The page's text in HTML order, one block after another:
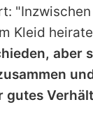
Kleid
aber
gutes